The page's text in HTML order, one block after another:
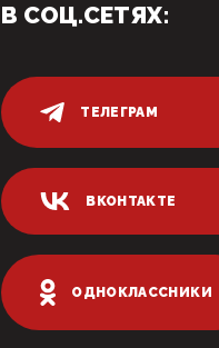
В СОЦ.СЕТЯХ:
ТЕЛЕГРАМ
ВКОНТАКТЕ
ОДНОКЛАССНИКИ